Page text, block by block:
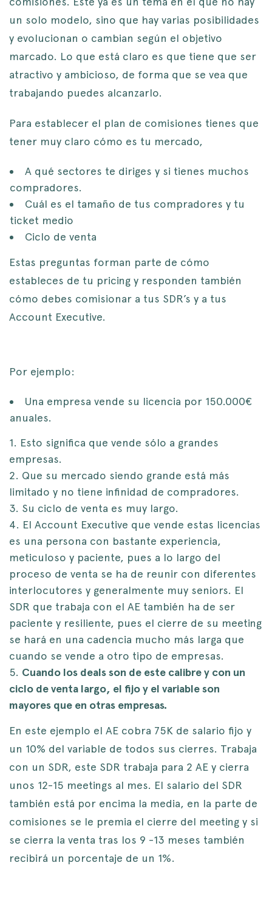
un solo modelo, sino que hay varias posibilidades
y evolucionan o cambian según el objetivo
marcado. Lo que está claro es que tiene que ser
atractivo y ambicioso, de forma que se vea que
trabajando puedes alcanzarlo.
Para establecer el plan de comisiones tienes que
tener muy claro cómo es tu mercado,
A qué sectores te diriges y si tienes muchos
compradores.
Cuál es el tamaño de tus compradores y tu
ticket medio
Ciclo de venta
Estas preguntas forman parte de cómo
estableces de tu pricing y responden también
cómo debes comisionar a tus SDR’s y a tus
Account Executive.
Por ejemplo:
Una empresa vende su licencia por 150.000€
anuales.
Esto significa que vende sólo a grandes
empresas.
Que su mercado siendo grande está más
limitado y no tiene infinidad de compradores.
Su ciclo de venta es muy largo.
El Account Executive que vende estas licencias
es una persona con bastante experiencia,
meticuloso y paciente, pues a lo largo del
proceso de venta se ha de reunir con diferentes
interlocutores y generalmente muy seniors. El
SDR que trabaja con el AE también ha de ser
paciente y resiliente, pues el cierre de su meeting
se hará en una cadencia mucho más larga que
cuando se vende a otro tipo de empresas.
Cuando los deals son de este calibre y con un
ciclo de venta largo, el fijo y el variable son
mayores que en otras empresas.
En este ejemplo el AE cobra 75K de salario fijo y
un 10% del variable de todos sus cierres. Trabaja
con un SDR, este SDR trabaja para 2 AE y cierra
unos 12-15 meetings al mes. El salario del SDR
también está por encima la media, en la parte de
comisiones se le premia el cierre del meeting y si
se cierra la venta tras los 9 -13 meses también
recibirá un porcentaje de un 1%.